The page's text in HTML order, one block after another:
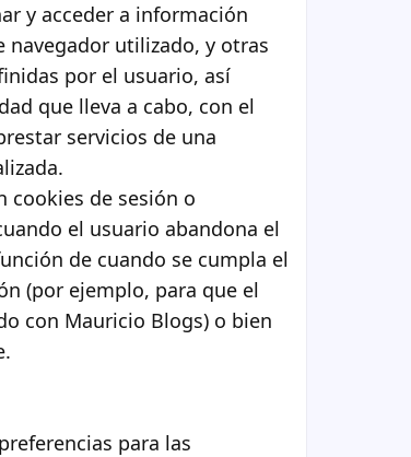
y acceder a información
utilizado, y otras
por el usuario, así
que lleva a cabo, con el
servicios de una
cookies de sesión o
el usuario abandona el
de cuando se cumpla el
(por ejemplo, para que el
con Mauricio Blogs) o bien
para las